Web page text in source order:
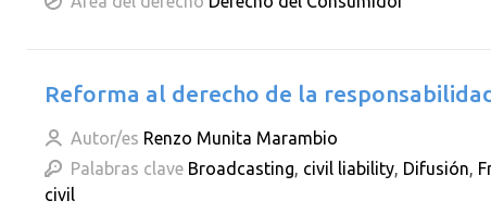
Reforma al derecho de la
Autor/es Renzo Munita Marambio
Palabras clave Broadcasting, civil liability, Difusión,
civil